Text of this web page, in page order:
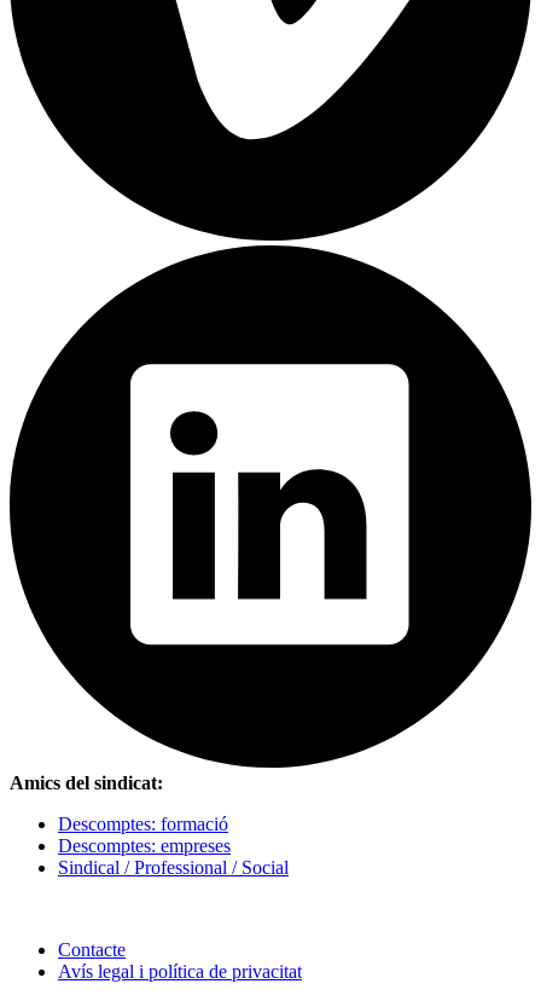
Amics del sindicat:
Descomptes: formació
Descomptes: empreses
Sindical / Professional / Social
Contacte
Avís legal i política de privacitat